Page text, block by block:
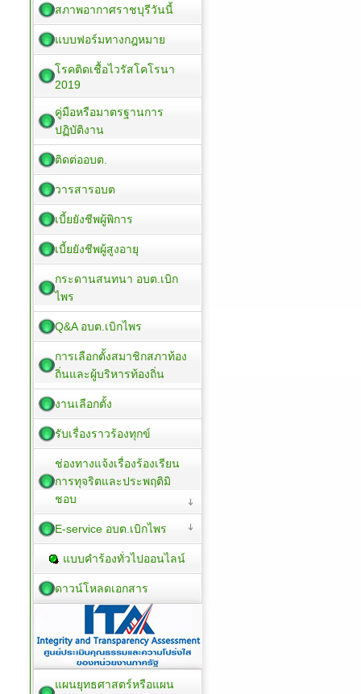
สภาพอากาศราชบุรีวันนี้
แบบฟอร์มทางกฎหมาย
โรคติดเชื้อไวรัสโคโรนา
2019
คู่มือหรือมาตรฐานการ
ปฏิบัติงาน
ติดต่ออบต.
วารสารอบต
เบี้ยยังชีพผู้พิการ
เบี้ยยังชีพผู้สูงอายุ
กระดานสนทนา อบต.เบิก
ไพร
Q&A อบต.เบิกไพร
การเลือกตั้งสมาชิกสภาท้อง
ถิ่นและผู้บริหารท้องถิ่น
งานเลือกตั้ง
รับเรื่องราวร้องทุกข์
ช่องทางแจ้งเรื่องร้องเรียน
การทุจริตและประพฤติมิ
ชอบ
E-service อบต.เบิกไพร
แบบคำร้องทั่วไปออนไลน์
ดาวน์โหลดเอกสาร
แผนยุทธศาสตร์หรือแผน